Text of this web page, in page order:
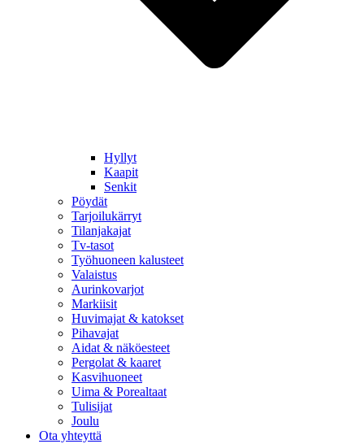
Hyllyt
Kaapit
Senkit
Pöydät
Tarjoilukärryt
Tilanjakajat
Tv-tasot
Työhuoneen kalusteet
Valaistus
Aurinkovarjot
Markiisit
Huvimajat & katokset
Pihavajat
Aidat & näköesteet
Pergolat & kaaret
Kasvihuoneet
Uima & Porealtaat
Tulisijat
Joulu
Ota yhteyttä